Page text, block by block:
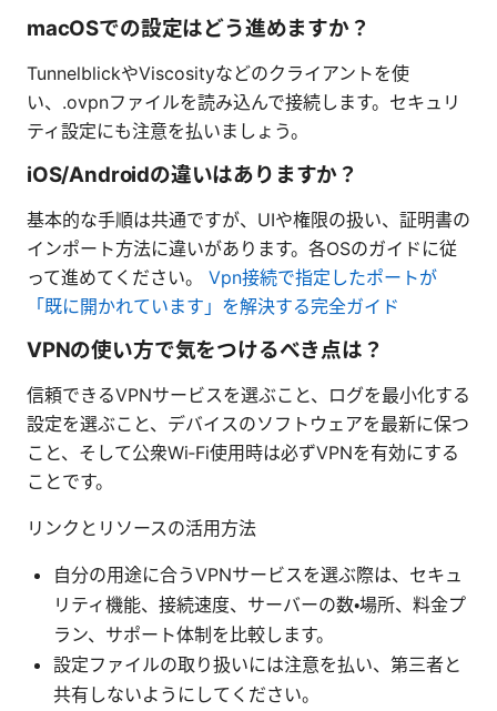
macOSでの設定はどう進めますか？
TunnelblickやViscosityなどのクライアントを使
い、.ovpnファイルを読み込んで接続します。セキュリ
ティ設定にも注意を払いましょう。
iOS/Androidの違いはありますか？
基本的な手順は共通ですが、UIや権限の扱い、証明書の
インポート方法に違いがあります。各OSのガイドに従
って進めてください。 Vpn接続で指定したポートが
「既に開かれています」を解決する完全ガイド
VPNの使い方で気をつけるべき点は？
信頼できるVPNサービスを選ぶこと、ログを最小化する
設定を選ぶこと、デバイスのソフトウェアを最新に保つ
こと、そして公衆Wi‑Fi使用時は必ずVPNを有効にする
ことです。
リンクとリソースの活用方法
自分の用途に合うVPNサービスを選ぶ際は、セキュ
リティ機能、接続速度、サーバーの数・場所、料金プ
ラン、サポート体制を比較します。
設定ファイルの取り扱いには注意を払い、第三者と
共有しないようにしてください。